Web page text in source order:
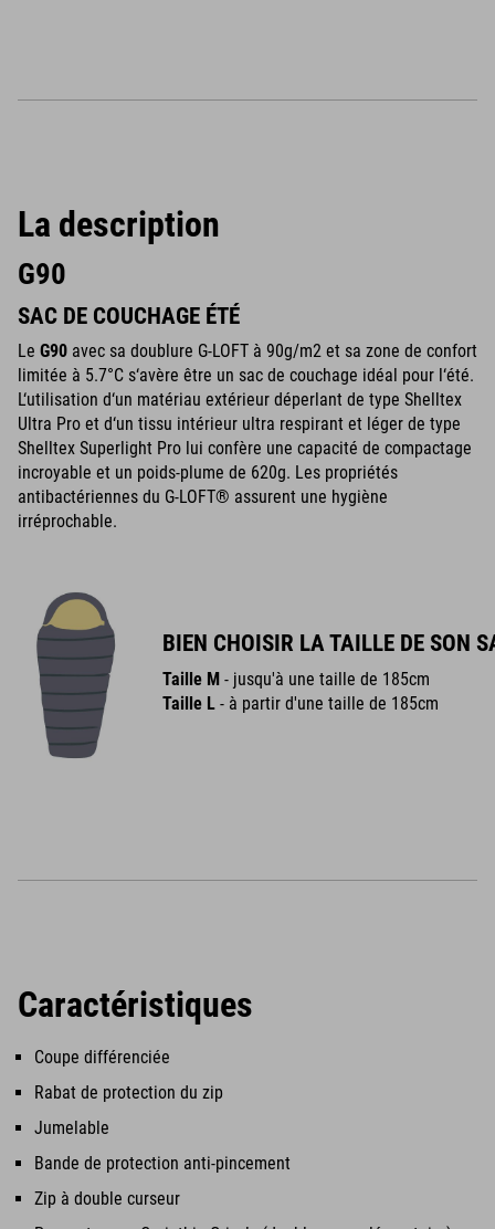
La description
G90
SAC DE COUCHAGE ÉTÉ
Le G90 avec sa doublure G-LOFT à 90g/m2 et sa zone de confort
limitée à 5.7°C s‘avère être un sac de couchage idéal pour l‘été.
L‘utilisation d‘un matériau extérieur déperlant de type Shelltex
Ultra Pro et d‘un tissu intérieur ultra respirant et léger de type
Shelltex Superlight Pro lui confère une capacité de compactage
incroyable et un poids-plume de 620g. Les propriétés
antibactériennes du G-LOFT® assurent une hygiène
irréprochable.
BIEN CHOISIR LA TAILLE DE SON
Taille M - jusqu'à une taille de 185cm
Taille L - à partir d'une taille de 185cm
Caractéristiques
Coupe différenciée
Rabat de protection du zip
Jumelable
Bande de protection anti-pincement
Zip à double curseur